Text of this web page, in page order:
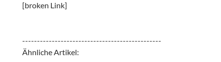
[broken Link]
-----------------------------------------------
Ähnliche Artikel: